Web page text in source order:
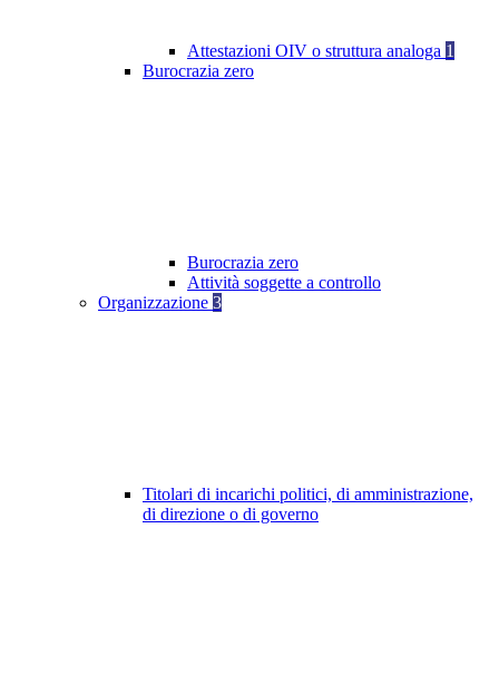
Attestazioni OIV o struttura analoga 1
Burocrazia zero
Burocrazia zero
Attività soggette a controllo
Organizzazione 3
Titolari di incarichi politici, di amministrazione,
di direzione o di governo